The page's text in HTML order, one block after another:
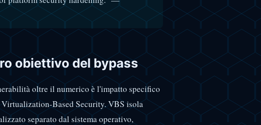
obiettivo del bypass
oltre il numerico è l'impatto specifico
Based Security. VBS isola
separato dal sistema operativo,